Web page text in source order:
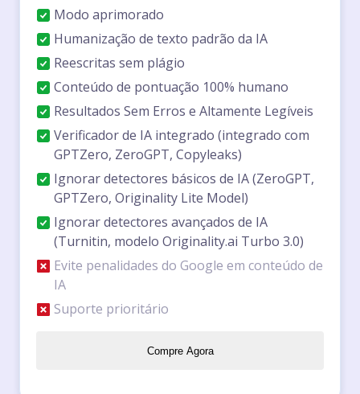
Modo aprimorado
Humanização de texto padrão da IA
Reescritas sem plágio
Conteúdo de pontuação 100% humano
Resultados Sem Erros e Altamente Legíveis
Verificador de IA integrado (integrado com
GPTZero, ZeroGPT, Copyleaks)
Ignorar detectores básicos de IA (ZeroGPT,
GPTZero, Originality Lite Model)
Ignorar detectores avançados de IA
(Turnitin, modelo Originality.ai Turbo 3.0)
Evite penalidades do Google em conteúdo de
IA
Suporte prioritário
Compre Agora